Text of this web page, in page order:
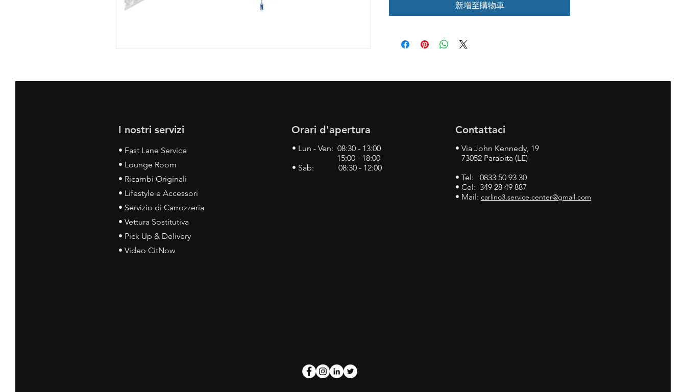
新增至購物車
I nostri servizi
• Fast Lane Service
• Lounge Room
• Ricambi Originali
• Lifestyle e Accessori
• Servizio di Carrozzeria
• Vettura Sostitutiva
• Pick Up & Delivery
• Video CitNow
Orari d'apertura
• Lun - Ven: 08:30 - 13:00
15:00 - 18:00
• Sab: 08:30 - 12:00
Contattaci
• Via John Kennedy, 19
73052 Parabita (LE)
• Tel: 0833 50 93 30
• Cel: 349 28 49 887
• Mail: carlino3.service.center@gmail.com